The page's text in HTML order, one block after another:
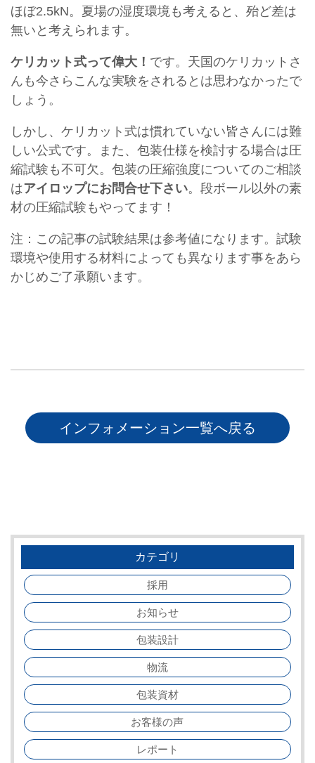
ほぼ2.5kN。夏場の湿度環境も考えると、殆ど差は
無いと考えられます。
ケリカット式って偉大！ です。天国のケリカットさ
んも今さらこんな実験をされるとは思わなかったで
しょう。
しかし、ケリカット式は慣れていない皆さんには難
しい公式です。また、包装仕様を検討する場合は圧
縮試験も不可欠。包装の圧縮強度についてのご相談
はアイロップにお問合せ下さい。段ボール以外の素
材の圧縮試験もやってます！
注：この記事の試験結果は参考値になります。試験
環境や使用する材料によっても異なります事をあら
かじめご了承願います。
インフォメーション一覧へ戻る
カテゴリ
採用
お知らせ
包装設計
物流
包装資材
お客様の声
レポート